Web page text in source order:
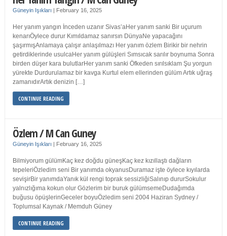
Güneyin Işıkları | February 16, 2025
Her yanım yangın İnceden uzanır Sivas’aHer yanım sanki Bir uçurum
kenarıÖylece durur Kımıldamaz sanırsın DünyaNe yapacağını
şaşırmışAnlamaya çalışır anlaşılmazı Her yanım özlem Birikir bir nehrin
getirdiklerinde usulcaHer yanım gülüşleri Sımsıcak sarılır boynuma Sonra
birden düşer kara bulutlarHer yanım sanki Öfkeden sırılsıklam Şu yorgun
yürekte Durdurulamaz bir kavga Kurtul elem ellerinden gülüm Artık uğraş
zamanıdırArtık denizin […]
CONTINUE READING
Özlem / M Can Guney
Güneyin Işıkları | February 16, 2025
Bilmiyorum gülümKaç kez doğdu güneşKaç kez kızıllaştı dağların
tepeleriÖzledim seni Bir yanımda okyanusDuramaz işte öylece kıyılarda
sevişirBir yanımdaYanık kül rengi toprak sessizliğiSalınıp dururSokulur
yalnızlığıma kokun olur Gözlerim bir buruk gülümsemeDudağımda
buğusu öpüşlerinGeceler boyuÖzledim seni 2004 Haziran Sydney /
Toplumsal Kaynak / Memduh Güney
CONTINUE READING